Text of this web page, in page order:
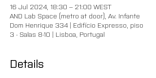
16 Jul 2024, 18:30 – 21:00 WEST
AND Lab Space (metro at door), Av. Infante
Dom Henrique 334 | Edifício Expresso, piso
3 - Salas 8-10 | Lisboa, Portugal
Details